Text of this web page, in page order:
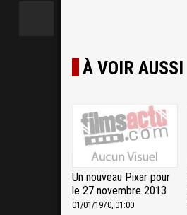
À VOIR AUSSI
Un nouveau Pixar pour
le 27 novembre 2013
01/01/1970, 01:00